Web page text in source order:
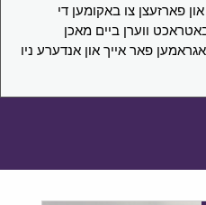
פארזעצן צו באקומען די
ווערן ביים מאכן
פאר אייך און אנדערע ניו